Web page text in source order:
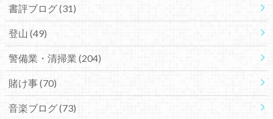
書評ブログ(31)
登山 (49)
警備業・清掃業 (204)
賭け事(70)
音楽ブログ(73)